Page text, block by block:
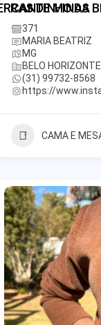
DE MINAS
CANTINHO DA
371
MARIA BEATRIZ
MG
BELO HORIZONTE
(31) 99732-8568
https://
CAMA E